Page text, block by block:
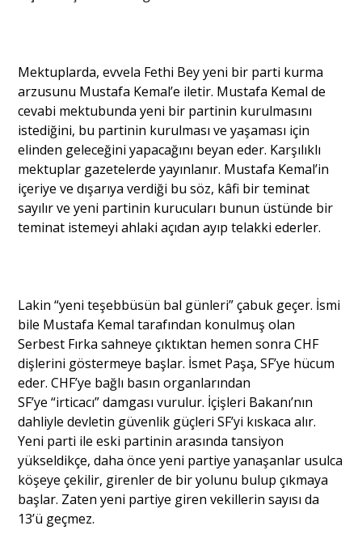
Mektuplarda, evvela Fethi Bey yeni bir parti kurma
arzusunu Mustafa Kemal’e iletir. Mustafa Kemal de
cevabi mektubunda yeni bir partinin kurulmasını
istediğini, bu partinin kurulması ve yaşaması için
elinden geleceğini yapacağını beyan eder. Karşılıklı
mektuplar gazetelerde yayınlanır. Mustafa Kemal’in
içeriye ve dışarıya verdiği bu söz, kâfi bir teminat
sayılır ve yeni partinin kurucuları bunun üstünde bir
teminat istemeyi ahlaki açıdan ayıp telakki ederler.
Lakin “yeni teşebbüsün bal günleri” çabuk geçer. İsmi
bile Mustafa Kemal tarafından konulmuş olan
Serbest Fırka sahneye çıktıktan hemen sonra CHF
dişlerini göstermeye başlar. İsmet Paşa, SF’ye hücum
eder. CHF’ye bağlı basın organlarından
SF’ye “irticacı” damgası vurulur. İçişleri Bakanı’nın
dahliyle devletin güvenlik güçleri SF’yi kıskaca alır.
Yeni parti ile eski partinin arasında tansiyon
yükseldikçe, daha önce yeni partiye yanaşanlar usulca
köşeye çekilir, girenler de bir yolunu bulup çıkmaya
başlar. Zaten yeni partiye giren vekillerin sayısı da
13’ü geçmez.